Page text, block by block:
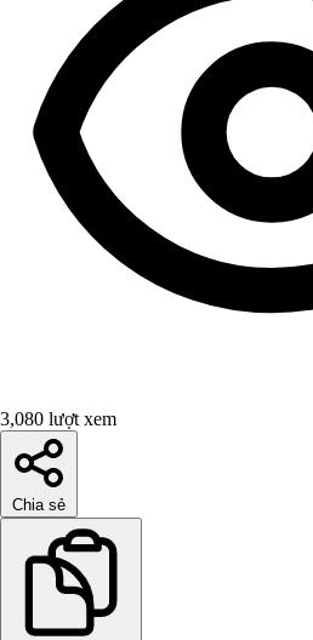
3,080 lượt xem
Chia sẻ